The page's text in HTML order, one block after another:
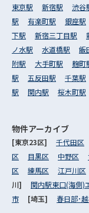
東京駅 新宿駅 渋谷
駅
有楽町駅 銀座駅
下駅
新宿三丁目駅
ノ水駅
水道橋駅 飯
附駅
大手町駅 麹町
駅
五反田駅 千葉駅
駅
関内駅 桜木町駅
物件アーカイブ
[東京23区] 千代田区
区
目黒区 中野区
区
練馬区 江戸川区
川] 関内駅東口(海側)
市
[埼玉] 春日部･